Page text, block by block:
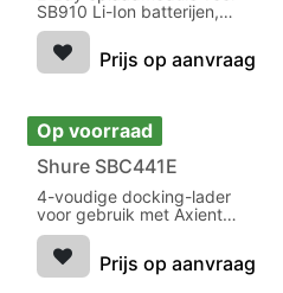
SB910 Li-Ion batterijen,
voor gebruik met SBRC
Rack Charger
Prijs op aanvraag
Op voorraad
Shure SBC441E
4-voudige docking-lader
voor gebruik met Axient
Digital PSM draadloos in-
ear ontvangers
Prijs op aanvraag